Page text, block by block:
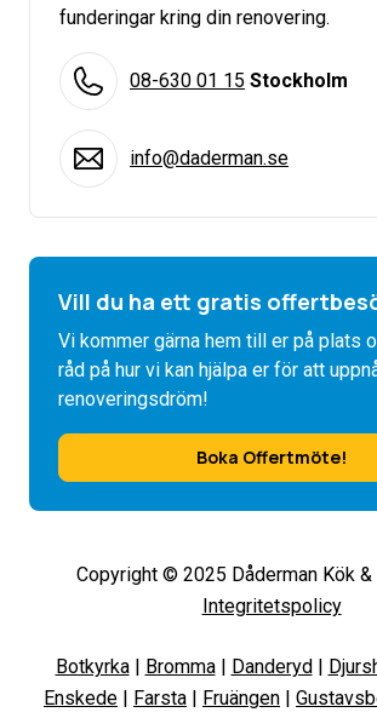
funderingar kring din renovering.
08-630 01 15 Stockholm
info@daderman.se
Vill du ha ett gratis
Vi kommer gärna hem till er på plats
råd på hur vi kan hjälpa er för att
renoveringsdröm!
Boka Offertmöte!
Copyright © 2025 Dåderman Kök
Integritetspolicy
Botkyrka| Bromma| Danderyd
Enskede
Farsta Fruängen